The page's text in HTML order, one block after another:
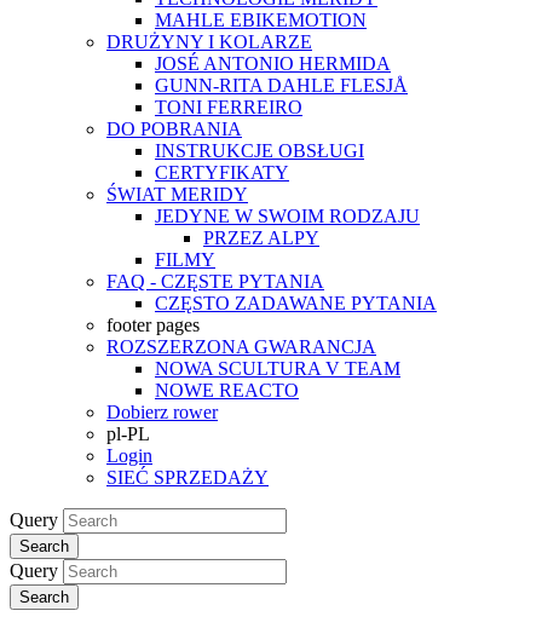
MAHLE EBIKEMOTION
DRUŻYNY I KOLARZE
JOSÉ ANTONIO HERMIDA
GUNN-RITA DAHLE FLESJÅ
TONI FERREIRO
DO POBRANIA
INSTRUKCJE OBSŁUGI
CERTYFIKATY
ŚWIAT MERIDY
JEDYNE W SWOIM RODZAJU
PRZEZ ALPY
FILMY
FAQ - CZĘSTE PYTANIA
CZĘSTO ZADAWANE PYTANIA
footer pages
ROZSZERZONA GWARANCJA
NOWA SCULTURA V TEAM
NOWE REACTO
Dobierz rower
pl-PL
Login
SIEĆ SPRZEDAŻY
Query
Search
Query
Search